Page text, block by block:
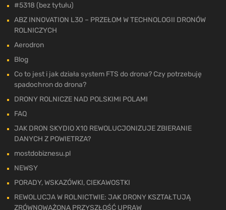
#5318 (bez tytułu)
ABZ INNOVATION L30 – PRZEŁOM W TECHNOLOGII DRONÓW
ROLNICZYCH
Aerodron
Blog
Co to jest i jak działa system FTS do drona? Czy potrzebuję
spadochron do drona?
DRONY ROLNICZE NAD POLSKIMI POLAMI
FAQ
JAK DRON SKYDIO X10 REWOLUCJONIZUJE ZBIERANIE
DANYCH Z POWIETRZA?
mostdobiznesu.pl
NEWSY
PORADY, WSKAZÓWKI, CIEKAWOSTKI
REWOLUCJA W ROLNICTWIE: JAK DRONY KSZTAŁTUJĄ
ZRÓWNOWAŻONĄ PRZYSZŁOŚĆ UPRAW